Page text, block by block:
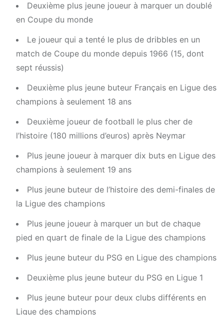
Deuxième plus jeune joueur à marquer un doublé
en Coupe du monde
Le joueur qui a tenté le plus de dribbles en un
match de Coupe du monde depuis 1966 (15, dont
sept réussis)
Deuxième plus jeune buteur Français en Ligue des
champions à seulement 18 ans
Deuxième joueur de football le plus cher de
l’histoire (180 millions d’euros) après Neymar
Plus jeune joueur à marquer dix buts en Ligue des
champions à seulement 19 ans
Plus jeune buteur de l’histoire des demi-finales de
la Ligue des champions
Plus jeune joueur à marquer un but de chaque
pied en quart de finale de la Ligue des champions
Plus jeune buteur du PSG en Ligue des champions
Deuxième plus jeune buteur du PSG en Ligue 1
Plus jeune buteur pour deux clubs différents en
Ligue des champions